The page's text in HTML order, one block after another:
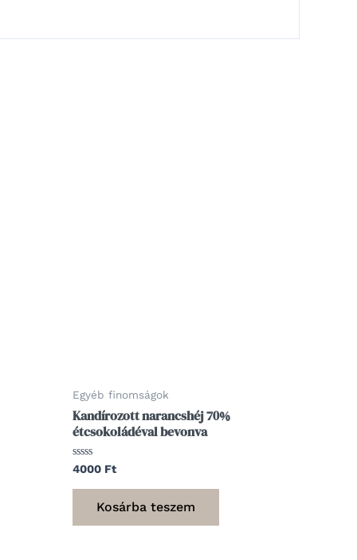
Egyéb finomságok
Kandírozott narancshéj 70%
étcsokoládéval bevonva
Értékelés:
/
4000 Ft
Kosárba teszem